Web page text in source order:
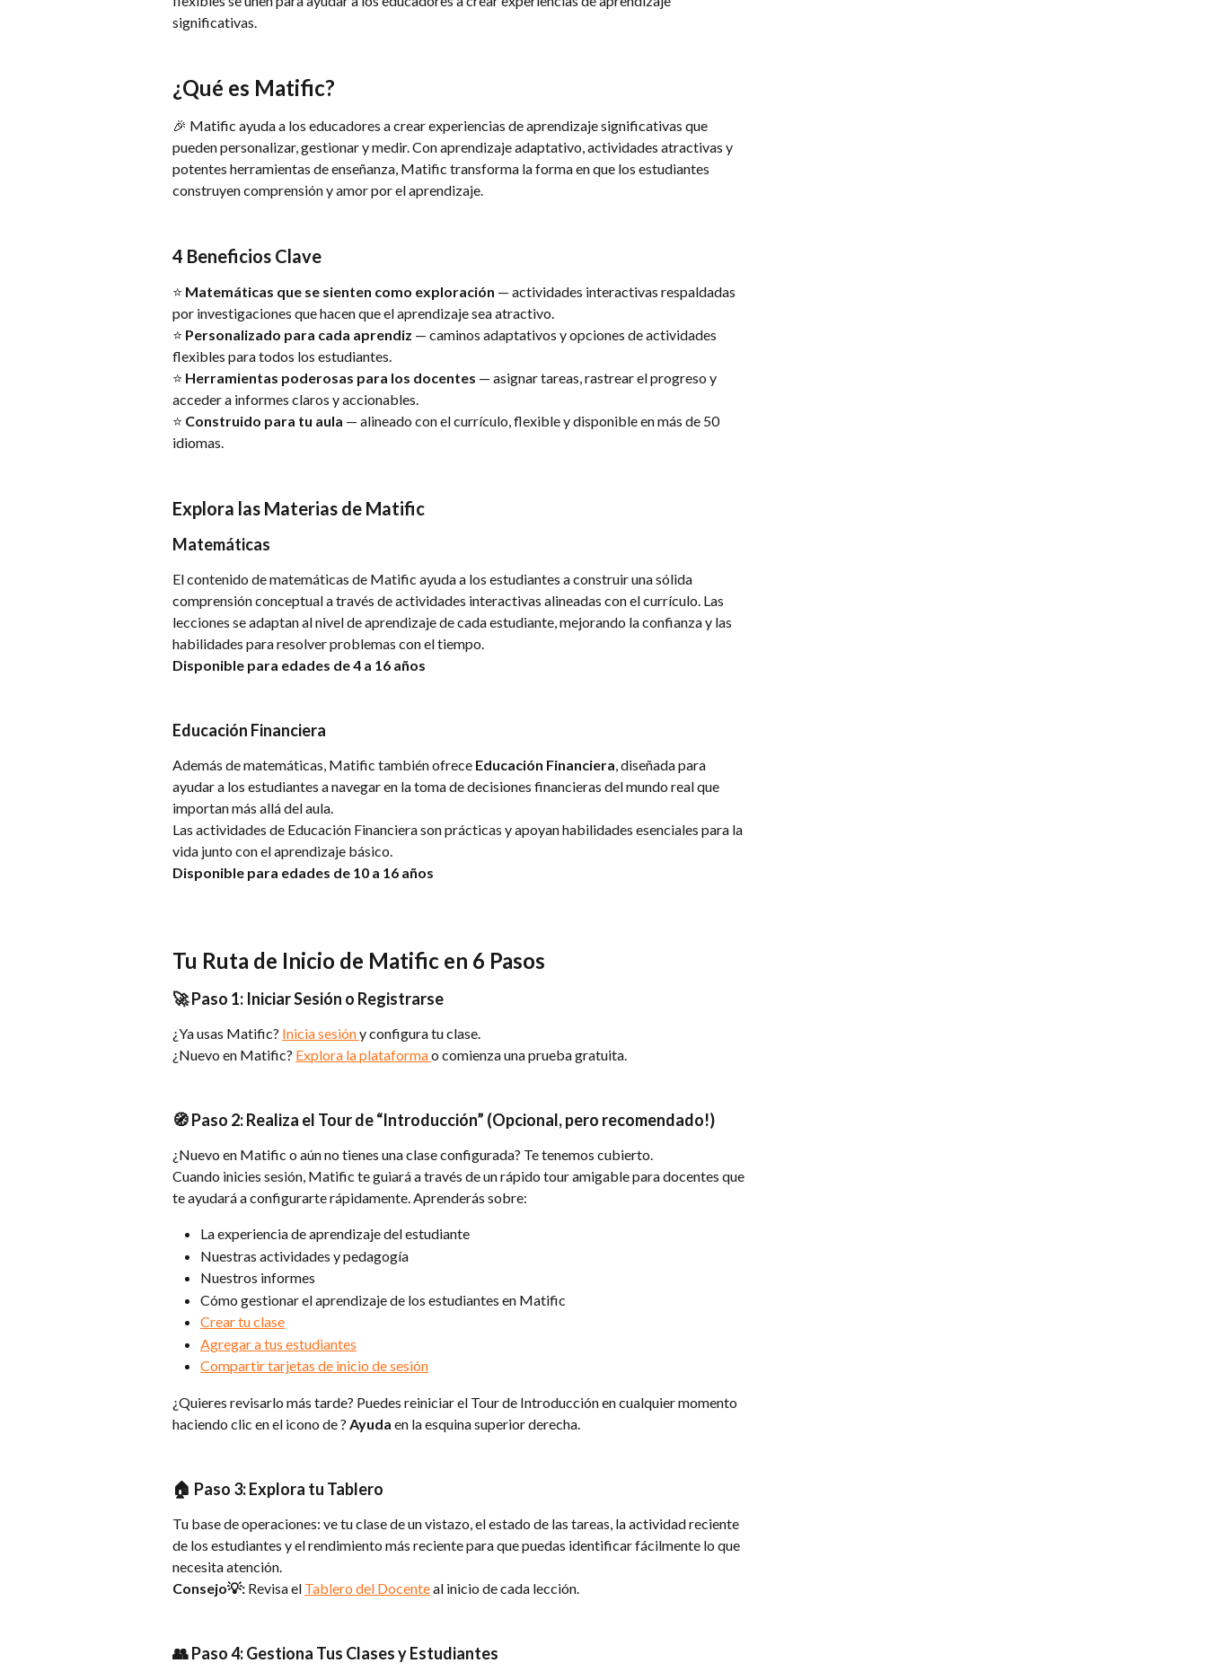
significativas.
¿Qué es Matific?
🎉 Matific ayuda a los educadores a crear experiencias de aprendizaje significativas que
pueden personalizar, gestionar y medir. Con aprendizaje adaptativo, actividades atractivas y
potentes herramientas de enseñanza, Matific transforma la forma en que los estudiantes
construyen comprensión y amor por el aprendizaje.
4 Beneficios Clave
⭐ Matemáticas que se sienten como exploración — actividades interactivas respaldadas
por investigaciones que hacen que el aprendizaje sea atractivo.
⭐ Personalizado para cada aprendiz — caminos adaptativos y opciones de actividades
flexibles para todos los estudiantes.
⭐ Herramientas poderosas para los docentes — asignar tareas, rastrear el progreso y
acceder a informes claros y accionables.
⭐ Construido para tu aula — alineado con el currículo, flexible y disponible en más de 50
idiomas.
Explora las Materias de Matific
Matemáticas
El contenido de matemáticas de Matific ayuda a los estudiantes a construir una sólida
comprensión conceptual a través de actividades interactivas alineadas con el currículo. Las
lecciones se adaptan al nivel de aprendizaje de cada estudiante, mejorando la confianza y las
habilidades para resolver problemas con el tiempo.
Disponible para edades de 4 a 16 años
Educación Financiera
Además de matemáticas, Matific también ofrece Educación Financiera, diseñada para
ayudar a los estudiantes a navegar en la toma de decisiones financieras del mundo real que
importan más allá del aula.
Las actividades de Educación Financiera son prácticas y apoyan habilidades esenciales para la
vida junto con el aprendizaje básico.
Disponible para edades de 10 a 16 años
Tu Ruta de Inicio de Matific en 6 Pasos
🚀 Paso 1: Iniciar Sesión o Registrarse
¿Ya usas Matific? Inicia sesión y configura tu clase.
¿Nuevo en Matific? Explora la plataforma o comienza una prueba gratuita.
🧭 Paso 2: Realiza el Tour de “Introducción” (Opcional, pero recomendado!)
¿Nuevo en Matific o aún no tienes una clase configurada? Te tenemos cubierto.
Cuando inicies sesión, Matific te guiará a través de un rápido tour amigable para docentes que
te ayudará a configurarte rápidamente. Aprenderás sobre:
La experiencia de aprendizaje del estudiante
Nuestras actividades y pedagogía
Nuestros informes
Cómo gestionar el aprendizaje de los estudiantes en Matific
Crear tu clase
Agregar a tus estudiantes
Compartir tarjetas de inicio de sesión
¿Quieres revisarlo más tarde? Puedes reiniciar el Tour de Introducción en cualquier momento
haciendo clic en el icono de ? Ayuda en la esquina superior derecha.
🏠 Paso 3: Explora tu Tablero
Tu base de operaciones: ve tu clase de un vistazo, el estado de las tareas, la actividad reciente
de los estudiantes y el rendimiento más reciente para que puedas identificar fácilmente lo que
necesita atención.
Consejo💡: Revisa el Tablero del Docente al inicio de cada lección.
👥 Paso 4: Gestiona Tus Clases y Estudiantes